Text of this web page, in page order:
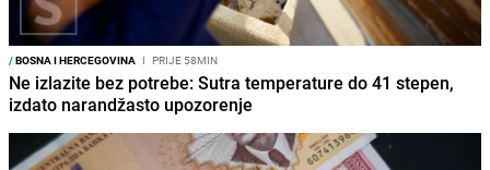
/BOSNA I HERCEGOVINA I PRIJE 58MIN
Ne izlazite bez potrebe: Sutra temperature do 41 stepen,
izdato narandžasto upozorenje